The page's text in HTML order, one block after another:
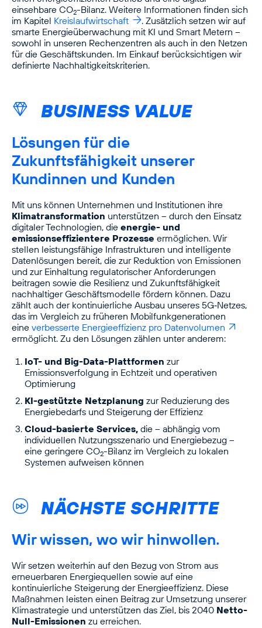
einsehbare CO2-Bilanz. Weitere Informationen finden sich
im Kapitel Kreislaufwirtschaft
. Zusätzlich setzen wir auf
smarte Energieüberwachung mit KI und Smart Metern –
sowohl in unseren Rechenzentren als auch in den Netzen
für die Geschäftskunden. Im Einkauf berücksichtigen wir
definierte Nachhaltigkeitskriterien.
BUSINESS VALUE
Lösungen für die
Zukunftsfähigkeit unserer
Kundinnen und Kunden
Mit uns können Unternehmen und Institutionen ihre
Klimatransformation unterstützen – durch den Einsatz
digitaler Technologien, die energie- und
emissionseffizientere Prozesse ermöglichen. Wir
stellen leistungsfähige Infrastrukturen und intelligente
Datenlösungen bereit, die zur Reduktion von Emissionen
und zur Einhaltung regulatorischer Anforderungen
beitragen sowie die Resilienz und Zukunftsfähigkeit
nachhaltiger Geschäftsmodelle fördern können. Dazu
zählt auch der kontinuierliche Ausbau unseres 5G‑Netzes,
das im Vergleich zu früheren Mobilfunkgenerationen
eine verbesserte Energieeffizienz pro Datenvolumen
ermöglicht. Zu den Lösungen zählen unter anderem:
IoT- und Big-Data-Plattformen zur
Emissionsverfolgung in Echtzeit und operativen
Optimierung
KI-gestützte Netzplanung zur Reduzierung des
Energiebedarfs und Steigerung der Effizienz
Cloud-basierte Services, die – abhängig vom
individuellen Nutzungsszenario und Energiebezug –
eine geringere CO2-Bilanz im Vergleich zu lokalen
Systemen aufweisen können
NÄCHSTE SCHRITTE
Wir wissen, wo wir hinwollen.
Wir setzen weiterhin auf den Bezug von Strom aus
erneuerbaren Energiequellen sowie auf eine
kontinuierliche Steigerung der Energieeffizienz. Diese
Maßnahmen leisten einen Beitrag zur Umsetzung unserer
Klimastrategie und unterstützen das Ziel, bis 2040 Netto-
Null-Emissionen zu erreichen.